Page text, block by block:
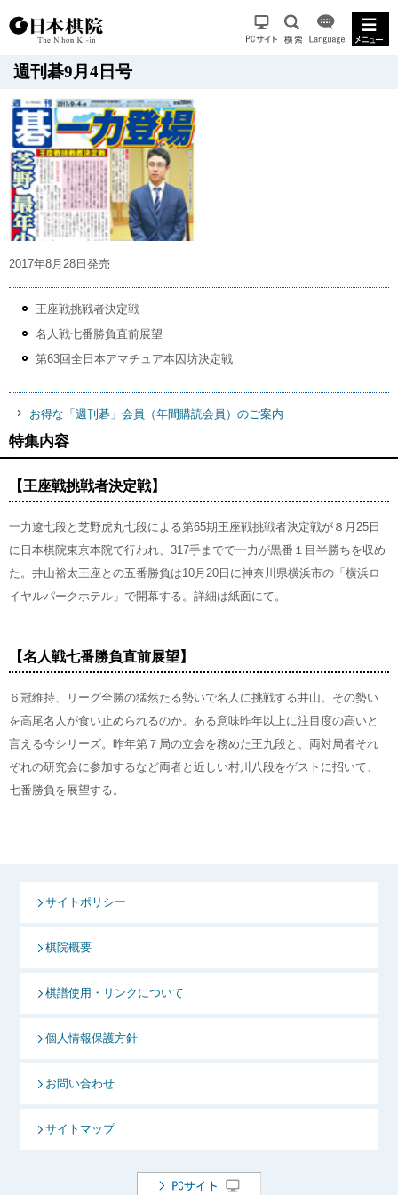
週刊碁9月4日号
2017年8月28日発売
王座戦挑戦者決定戦
名人戦七番勝負直前展望
第63回全日本アマチュア本因坊決定戦
お得な「週刊碁」会員（年間購読会員）のご案内
特集内容
【王座戦挑戦者決定戦】
一力遼七段と芝野虎丸七段による第65期王座戦挑戦者決定戦が８月25日
に日本棋院東京本院で行われ、317手までで一力が黒番１目半勝ちを収め
た。井山裕太王座との五番勝負は10月20日に神奈川県横浜市の「横浜ロ
イヤルパークホテル」で開幕する。詳細は紙面にて。
【名人戦七番勝負直前展望】
６冠維持、リーグ全勝の猛然たる勢いで名人に挑戦する井山。その勢い
を高尾名人が食い止められるのか。ある意味昨年以上に注目度の高いと
言える今シリーズ。昨年第７局の立会を務めた王九段と、両対局者それ
ぞれの研究会に参加するなど両者と近しい村川八段をゲストに招いて、
七番勝負を展望する。
サイトポリシー
棋院概要
棋譜使用・リンクについて
個人情報保護方針
お問い合わせ
サイトマップ